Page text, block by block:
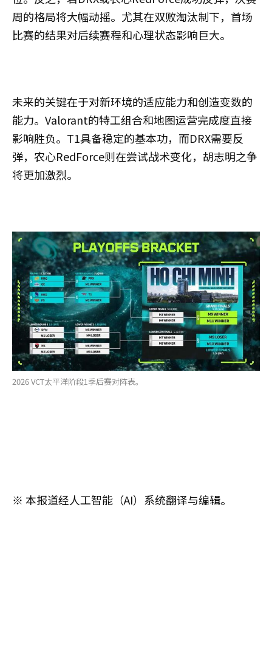
周的格局将大幅动摇。尤其在双败淘汰制下，首场
比赛的结果对后续赛程和心理状态影响巨大。
未来的关键在于对新环境的适应能力和创造变数的
能力。Valorant的特工组合和地图运营完成度直接
影响胜负。T1具备稳定的基本功，而DRX需要反
弹，农心RedForce则在尝试战术变化，胡志明之争
将更加激烈。
2026 VCT太平洋阶段1季后赛对阵表。
※ 本报道经人工智能（AI）系统翻译与编辑。